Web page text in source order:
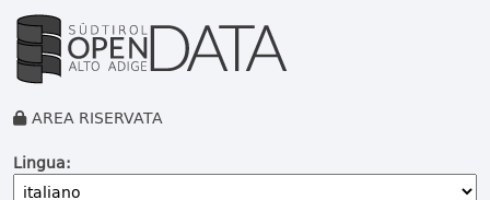
AREA RISERVATA
Lingua